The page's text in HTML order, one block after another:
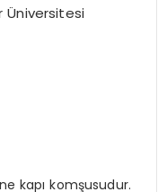
Üniversitesi
kapı komşusudur.